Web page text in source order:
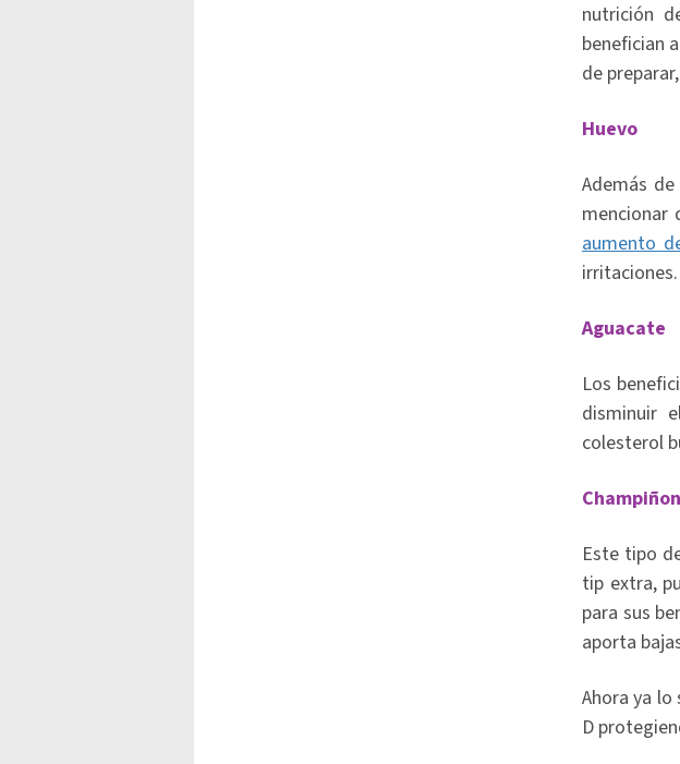
nutrición
benefician
de
Huevo
Además
mencionar
aumento
irritaciones.
Aguacate
Los
disminuir
colesterol
Este tipo
tip extra,
para sus
aporta
Ahora ya
D